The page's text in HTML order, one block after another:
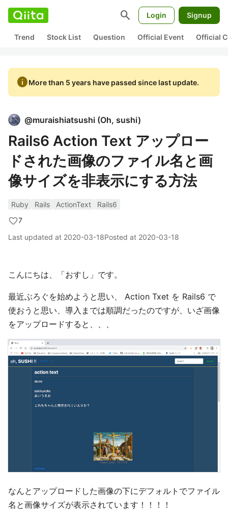
search Login Signup
Trend Stock List Question Official Event Official
infoMore than 5 years have passed since last update.
@muraishiatsushi (Oh, sushi)
Rails6 Action Text アップロー
ドされた画像のファイル名と画
像サイズを非表示にする方法
Ruby Rails ActionText
Rails6
7
Last updated at 2020-03-18Posted at 2020-03-18
こんにちは、「おすし」です。
最近ぶろぐを始めようと思い、 Action Txet を Rails6 で
使おうと思い、導入までは順調だったのですが、いざ画像
をアップロードすると、、、
なんとアップロードした画像の下にデフォルトでファイル
名と画像サイズが表示されています！！！！